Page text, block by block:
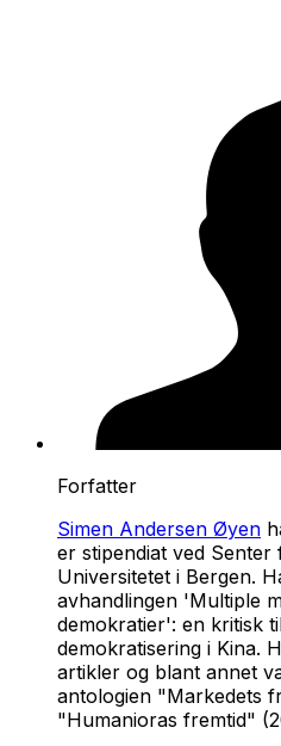
Forfatter
Simen Andersen Øyen
er stipendiat ved
Universitetet i Bergen.
avhandlingen 'Multiple
demokratier': en kritisk
demokratisering i Kina.
artikler og blant annet
antologien "Markedets
"Humanioras fremtid"